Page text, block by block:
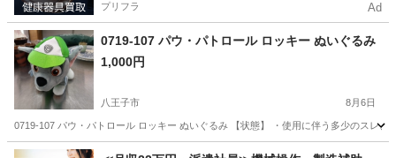
プリフラ Ad
0719-107 パウ・パトロール ロッキー ぬいぐるみ
1,000円
八王子市 8月6日
0719-107 パウ・パトロール ロッキー ぬいぐるみ 【状態】 ・使用に伴う多少のスレ
東京 八王子市 おもちゃ 現地